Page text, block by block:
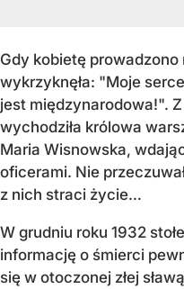
Gdy kobietę prowadzono
wykrzyknęła: "Moje
jest międzynarodowa!".
wychodziła królowa
Maria Wisnowska,
oficerami. Nie
z nich straci życie…
W grudniu roku 1932
informację o śmierci
się w otoczonej złej